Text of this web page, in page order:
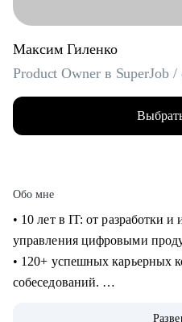
Максим Гиленко
Product Owner в SuperJob
Обо мне
• 10 лет в IT: от разработки и
управления цифровыми
• 120+ успешных карьерных
собеседований.